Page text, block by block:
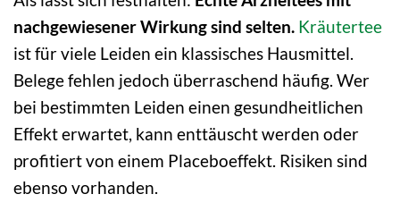
nachgewiesener Wirkung sind selten. Kräutertee
ist für viele Leiden ein klassisches Hausmittel.
Belege fehlen jedoch überraschend häufig. Wer
bei bestimmten Leiden einen gesundheitlichen
Effekt erwartet, kann enttäuscht werden oder
profitiert von einem Placeboeffekt. Risiken sind
ebenso vorhanden.